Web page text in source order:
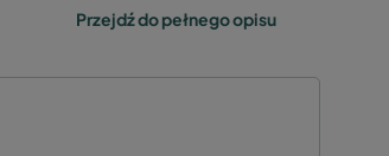
Przejdź do pełnego opisu